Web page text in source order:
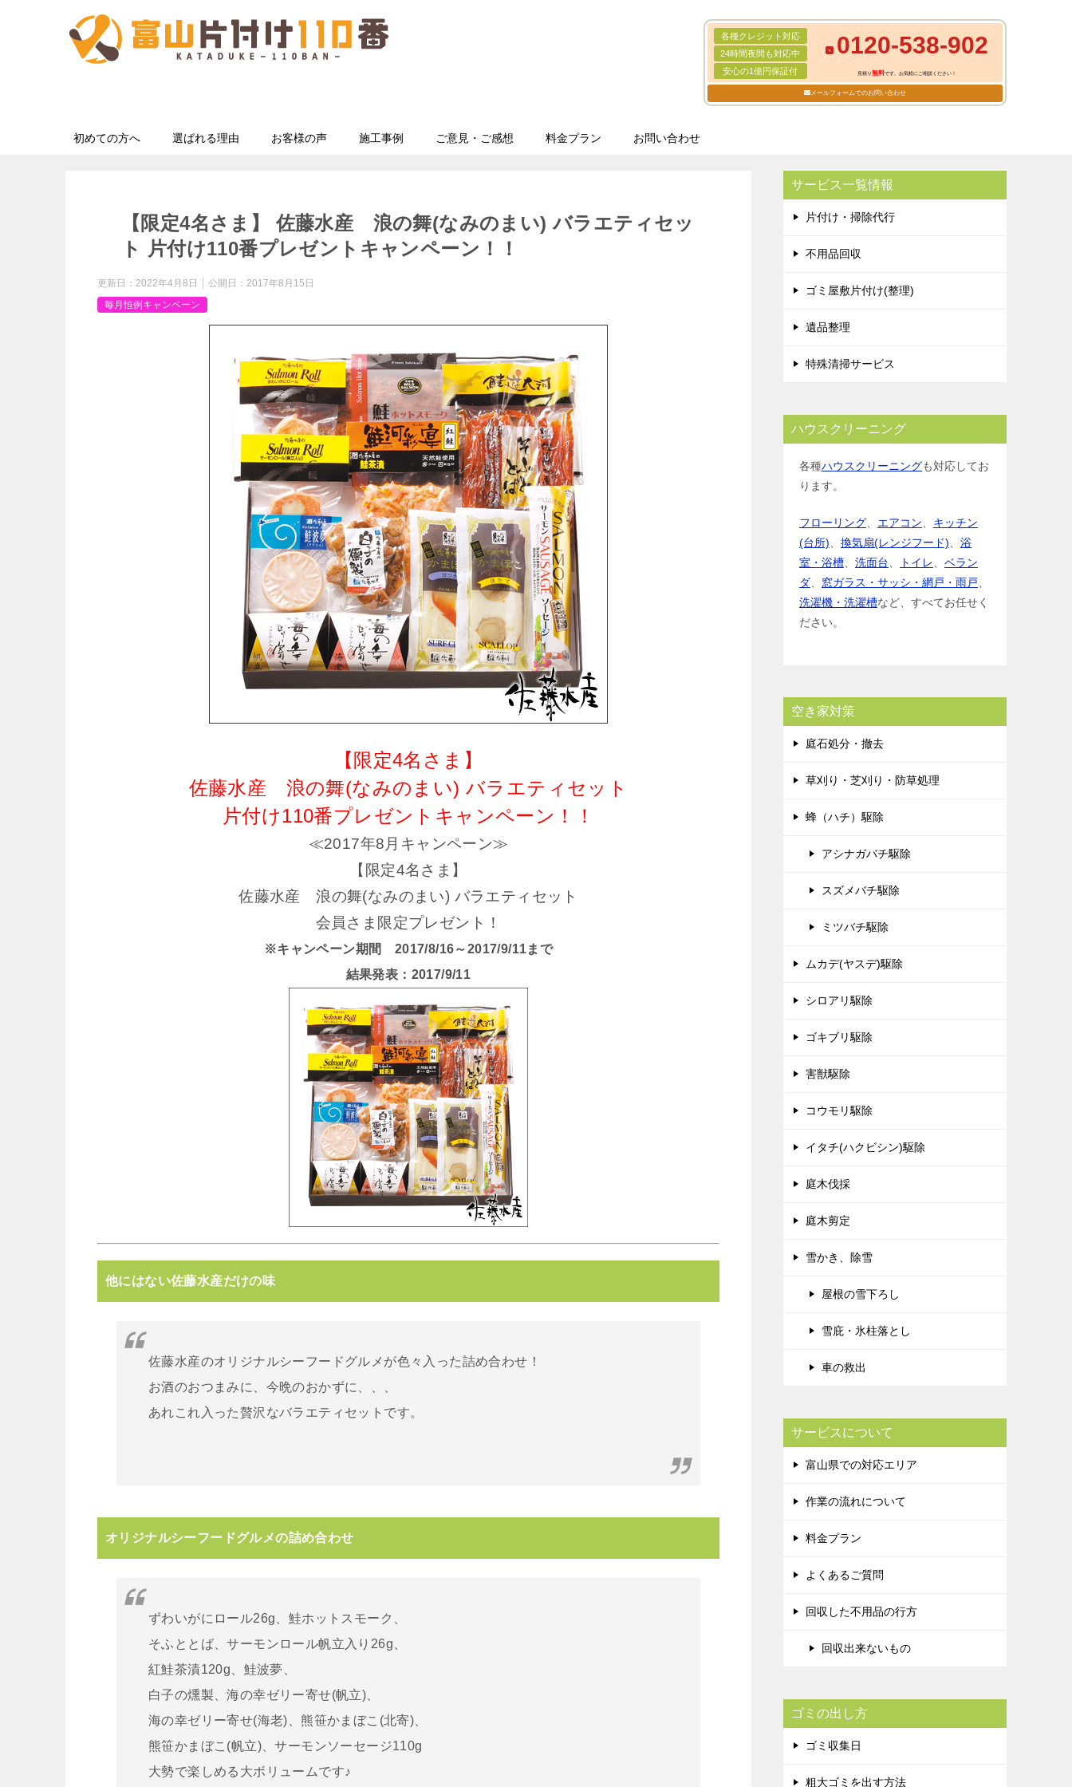
各種クレジット対応
24時間夜間も対応中
安心の1億円保証付
0120-538-902
見積り無料です。お気軽にご相談ください！
メールフォームでのお問い合わせ
初めての方へ 選ばれる理由 お客様の声 施工事例 ご意見・ご感想 料金プラン お問い合わせ
【限定4名さま】 佐藤水産 浪の舞(なみのまい) バラエティセッ
ト 片付け110番プレゼントキャンペーン！！
更新日： 2022年4月8日 公開日： 2017年8月15日
毎月恒例キャンペーン
【限定4名さま】
佐藤水産 浪の舞(なみのまい) バラエティセット
片付け110番プレゼントキャンペーン！！
≪2017年8月キャンペーン≫
【限定4名さま】
佐藤水産 浪の舞(なみのまい) バラエティセット
会員さま限定プレゼント！
※キャンペーン期間 2017/8/16～2017/9/11まで
結果発表：2017/9/11
他にはない佐藤水産だけの味
佐藤水産のオリジナルシーフードグルメが色々入った詰め合わせ！
お酒のおつまみに、今晩のおかずに、、、
あれこれ入った贅沢なバラエティセットです。
オリジナルシーフードグルメの詰め合わせ
ずわいがにロール26g、鮭ホットスモーク、
そふととば、サーモンロール帆立入り26g、
紅鮭茶漬120g、鮭波夢、
白子の燻製、海の幸ゼリー寄せ(帆立)、
海の幸ゼリー寄せ(海老)、熊笹かまぼこ(北寄)、
熊笹かまぼこ(帆立)、サーモンソーセージ110g
大勢で楽しめる大ボリュームです♪
サービス一覧情報
片付け・掃除代行
不用品回収
ゴミ屋敷片付け(整理)
遺品整理
特殊清掃サービス
ハウスクリーニング
各種ハウスクリーニングも対応してお
ります。
フローリング エアコン
キッチン
(台所)
換気扇(レンジフード)
浴
室・浴槽
洗面台 トイレ
ベラン
ダ
窓ガラス・サッシ・網戸・雨戸
洗濯機・洗濯槽など、すべてお任せく
ださい。
空き家対策
庭石処分・撤去
草刈り・芝刈り・防草処理
蜂（ハチ）駆除
アシナガバチ駆除
スズメバチ駆除
ミツバチ駆除
ムカデ(ヤスデ)駆除
シロアリ駆除
ゴキブリ駆除
害獣駆除
コウモリ駆除
イタチ(ハクビシン)駆除
庭木伐採
庭木剪定
雪かき、除雪
屋根の雪下ろし
雪庇・氷柱落とし
車の救出
サービスについて
富山県での対応エリア
作業の流れについて
料金プラン
よくあるご質問
回収した不用品の行方
回収出来ないもの
ゴミの出し方
ゴミ収集日
粗大ゴミを出す方法